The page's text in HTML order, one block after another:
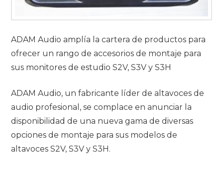
ADAM Audio amplía la cartera de productos para
ofrecer un rango de accesorios de montaje para
sus monitores de estudio S2V, S3V y S3H
ADAM Audio, un fabricante líder de altavoces de
audio profesional, se complace en anunciar la
disponibilidad de una nueva gama de diversas
opciones de montaje para sus modelos de
altavoces S2V, S3V y S3H.